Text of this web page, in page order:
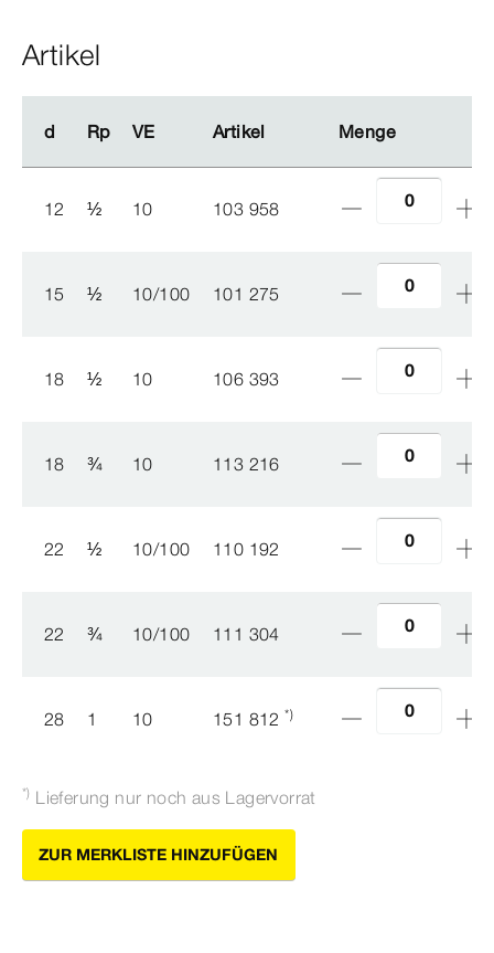
Artikel
d Rp VE Artikel Menge
d Rp VE Artikel Menge
12 ½ 10 103 958
15 ½ 10/100 101 275
18 ½ 10 106 393
18 ¾ 10 113 216
22 ½ 10/100 110 192
22 ¾ 10/100 111 304
28 1 10 151 812*)
*) Lieferung nur noch aus Lagervorrat
ZUR MERKLISTE HINZUFÜGEN